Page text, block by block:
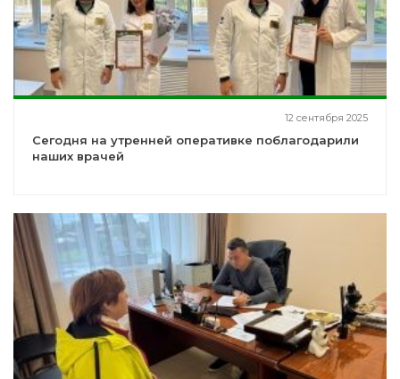
12 сентября 2025
Сегодня на утренней оперативке поблагодарили
наших врачей